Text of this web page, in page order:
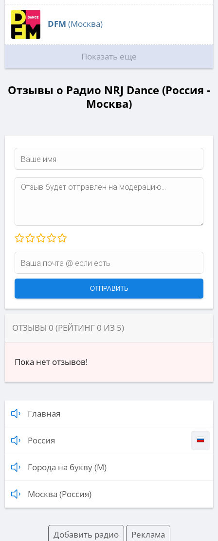
DFM (Москва)
Показать еще
Отзывы о Радио NRJ Dance (Россия -
Москва)
ОТЗЫВЫ 0 (РЕЙТИНГ 0 ИЗ 5)
Пока нет отзывов!
Главная
Россия
Города на букву (М)
Москва (Россия)
Добавить радио Реклама